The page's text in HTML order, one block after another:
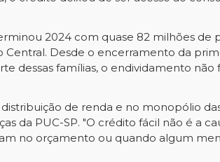
2024 com quase 82 milhões de
Desde o encerramento da
dessas famílias, o endividamento não
de renda e no monopólio
da PUC-SP. "O crédito fácil não é a
no orçamento ou quando algum